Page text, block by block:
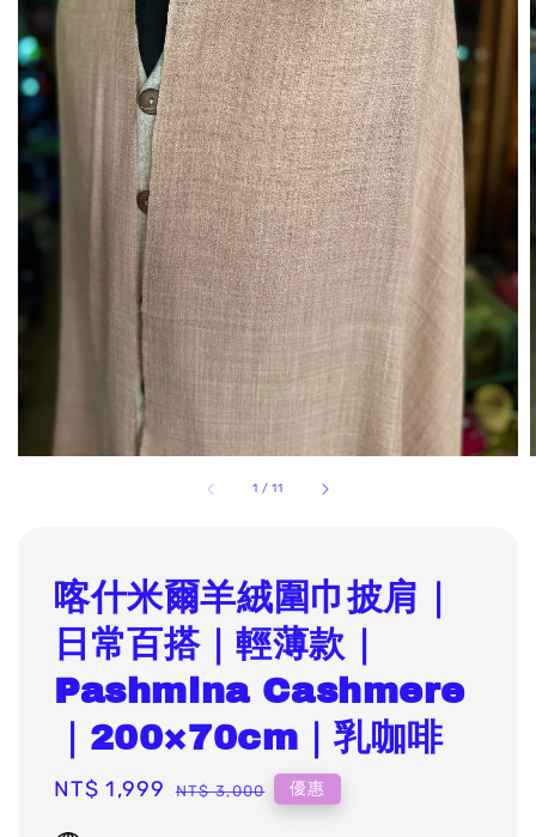
1 /11
喀什米爾羊絨圍巾披肩｜
日常百搭｜輕薄款｜
Pashmina Cashmere
｜200×70cm｜乳咖啡
Sale
NT$ 1,999 Regular
NT$ 3,000 優惠